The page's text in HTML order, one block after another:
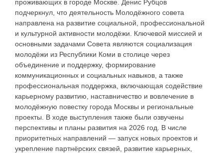
проживающих в городе Москве. Денис Рубцов
подчеркнул, что деятельность Молодёжного совета
направлена на развитие социальной, профессиональной
и культурной активности молодёжи. Ключевой миссией и
основными задачами Совета являются социализация
молодёжи из Республики Коми в столице через
объединение и поддержку, формирование
коммуникационных и социальных навыков, а также
профессиональная поддержка, включающая содействие
карьерному развитию, наставничество и вовлечение в
молодёжную повестку города Москвы и региональные
проекты. В ходе выступления также были озвучены
перспективы и планы развития на 2026 год. В числе
приоритетных направлений — запуск новых проектов и
укрепление партнёрских связей, развитие карьерных,